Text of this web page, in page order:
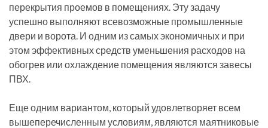
перекрытия проемов в помещениях. Эту задачу
успешно выполняют всевозможные промышленные
двери и ворота. И одним из самых экономичных и при
этом эффективных средств уменьшения расходов на
обогрев или охлаждение помещения являются завесы
ПВХ.
Еще одним вариантом, который удовлетворяет всем
вышеперечисленным условиям, являются маятниковые